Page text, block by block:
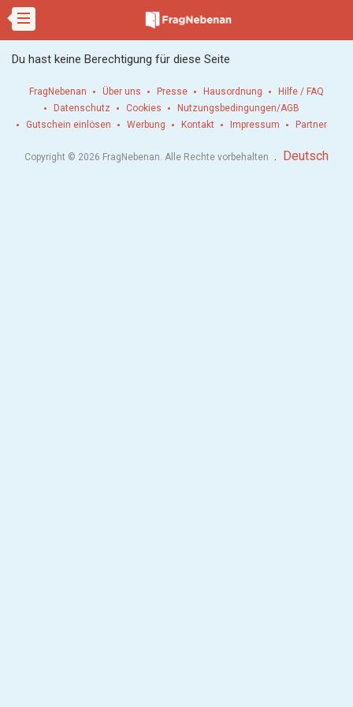
Du hast keine Berechtigung für diese Seite
FragNebenan Über uns Presse Hausordnung
Hilfe / FAQ
Datenschutz
Cookies
Nutzungsbedingungen/AGB
Gutschein einlösen
Werbung Kontakt Impressum Partner
Copyright © 2026 FragNebenan. Alle Rechte vorbehalten . Deutsch